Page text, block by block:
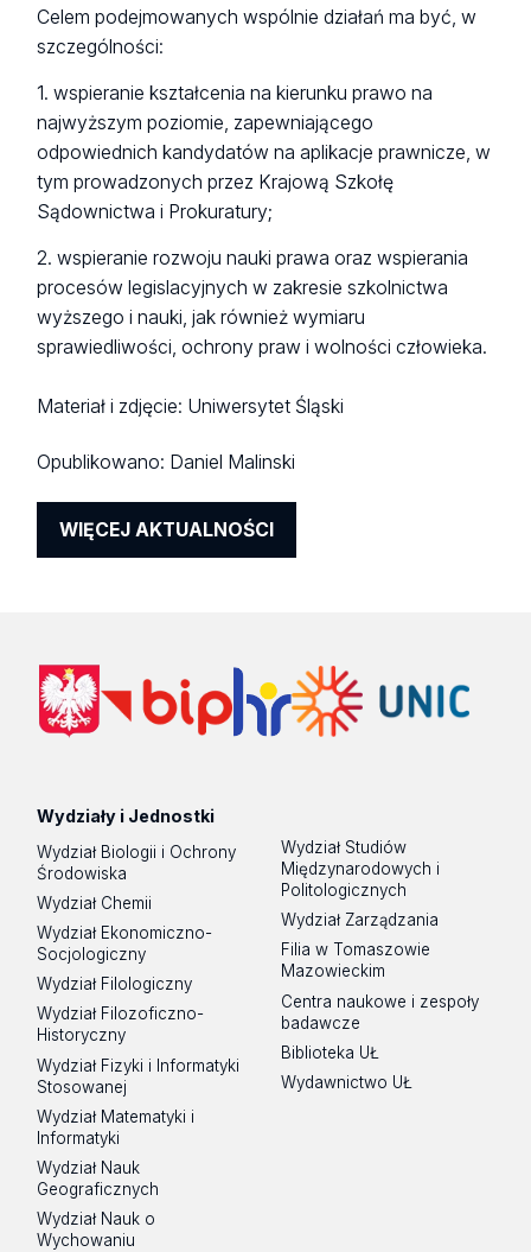
Celem podejmowanych wspólnie działań ma być, w
szczególności:
1. wspieranie kształcenia na kierunku prawo na
najwyższym poziomie, zapewniającego
odpowiednich kandydatów na aplikacje prawnicze, w
tym prowadzonych przez Krajową Szkołę
Sądownictwa i Prokuratury;
2. wspieranie rozwoju nauki prawa oraz wspierania
procesów legislacyjnych w zakresie szkolnictwa
wyższego i nauki, jak również wymiaru
sprawiedliwości, ochrony praw i wolności człowieka.
Materiał i zdjęcie: Uniwersytet Śląski
Opublikowano: Daniel Malinski
WIĘCEJ AKTUALNOŚCI
Wydziały i Jednostki
Wydział Biologii i Ochrony
Środowiska
Wydział Chemii
Wydział Ekonomiczno-
Socjologiczny
Wydział Filologiczny
Wydział Filozoficzno-
Historyczny
Wydział Fizyki i Informatyki
Stosowanej
Wydział Matematyki i
Informatyki
Wydział Nauk
Geograficznych
Wydział Nauk o
Wychowaniu
Wydział Studiów
Międzynarodowych i
Politologicznych
Wydział Zarządzania
Filia w Tomaszowie
Mazowieckim
Centra naukowe i zespoły
badawcze
Biblioteka UŁ
Wydawnictwo UŁ